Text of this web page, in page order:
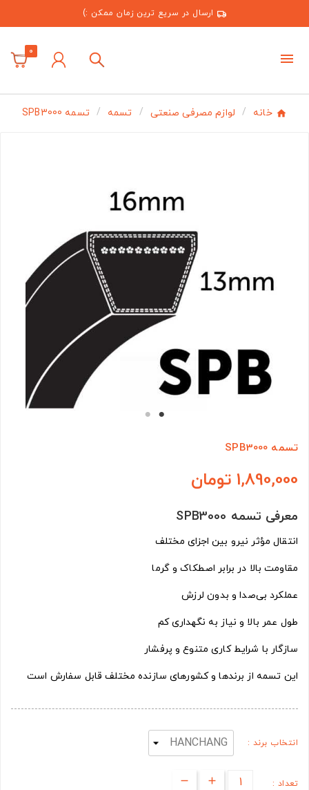
ارسال در سریع ترین زمان ممکن :)
0
خانه لوازم مصرفی صنعتی تسمه تسمه SPB3000
تسمه SPB3000
1,890,000 تومان
معرفی تسمه SPB3000
انتقال مؤثر نیرو بین اجزای مختلف
مقاومت بالا در برابر اصطکاک و گرما
عملکرد بی‌صدا و بدون لرزش
طول عمر بالا و نیاز به نگهداری کم
سازگار با شرایط کاری متنوع و پرفشار
این تسمه از برندها و کشورهای سازنده مختلف قابل سفارش است
انتخاب برند :
تعداد :